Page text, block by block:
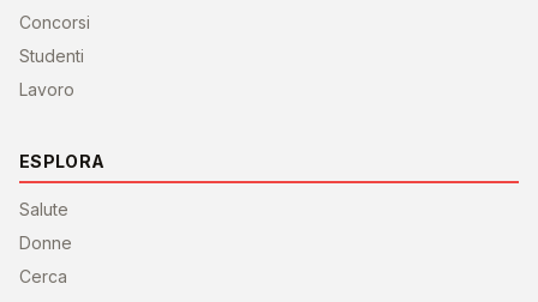
Concorsi
Studenti
Lavoro
ESPLORA
Salute
Donne
Cerca